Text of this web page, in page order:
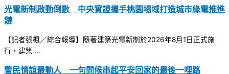
光電新制啟動倒數 中央實證攜手桃園場域打造城市綠電推進
鏈
【記者張楓／綜合報導】隨著建築光電新制於2026年8月1日正式施
行，建築 ...
警民情誼最動人 一句問候串起平安回家的最後一哩路